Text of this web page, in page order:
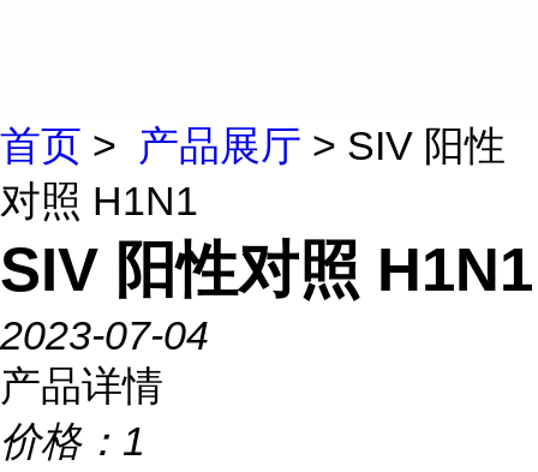
首页 > 产品展厅 > SIV 阳性
对照 H1N1
SIV 阳性对照 H1N1
2023-07-04
产品详情
价格： 1